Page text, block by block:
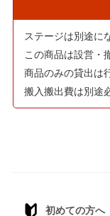
ステージは別途に
この商品は設営・
商品のみの貸出は
搬入搬出費は別途
初めての方へ